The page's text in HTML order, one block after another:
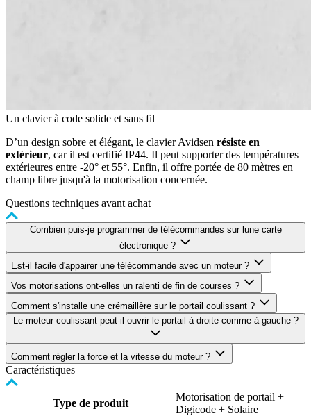
Un clavier à code solide et sans fil
D’un design sobre et élégant, le clavier Avidsen résiste en
extérieur, car il est certifié IP44. Il peut supporter des températures
extérieures entre -20° et 55°. Enfin, il offre portée de 80 mètres en
champ libre jusqu'à la motorisation concernée.
Questions techniques avant achat
Combien puis-je programmer de télécommandes sur lune carte
électronique ?
Est-il facile d'appairer une télécommande avec un moteur ?
Vos motorisations ont-elles un ralenti de fin de courses ?
Comment s'installe une crémaillère sur le portail coulissant ?
Le moteur coulissant peut-il ouvrir le portail à droite comme à gauche ?
Comment régler la force et la vitesse du moteur ?
Caractéristiques
Type de produit
Motorisation de portail +
Digicode + Solaire